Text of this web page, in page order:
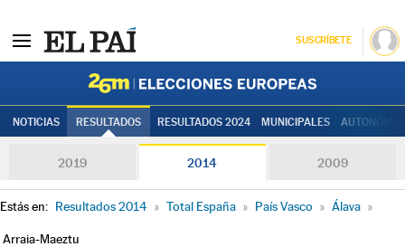
SUSCRÍBETE
NOTICIAS RESULTADOS RESULTADOS 2024 MUNICIPALES
2019 2014 2009
Estás en: Resultados 2014 » Total España » País Vasco » Álava »
Arraia-Maeztu